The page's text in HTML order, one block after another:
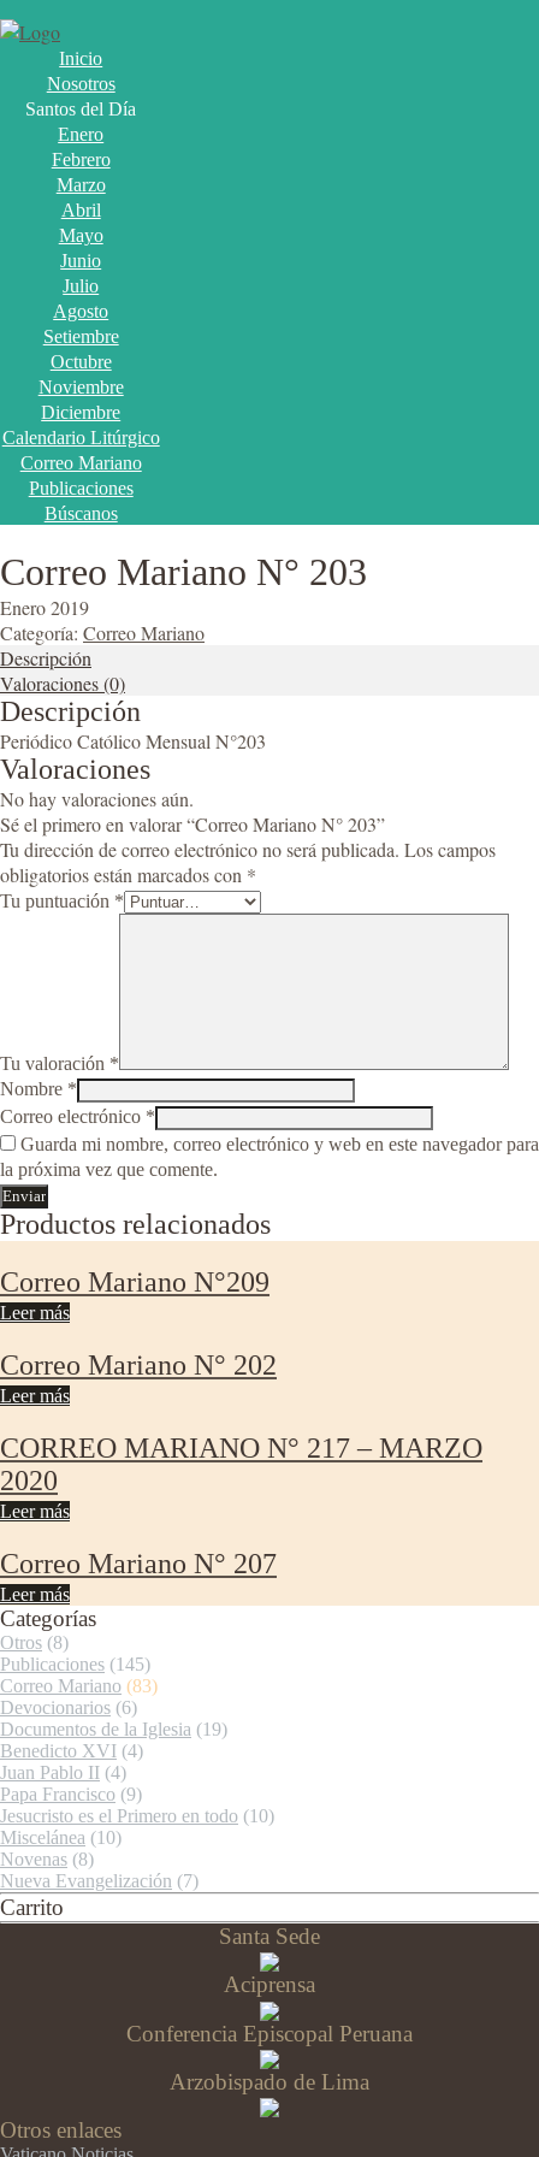
Inicio
Nosotros
Santos del Día
Enero
Febrero
Marzo
Abril
Mayo
Junio
Julio
Agosto
Setiembre
Octubre
Noviembre
Diciembre
Calendario Litúrgico
Correo Mariano
Publicaciones
Búscanos
Correo Mariano N° 203
Enero 2019
Categoría: Correo Mariano
Descripción
Valoraciones (0)
Descripción
Periódico Católico Mensual N°203
Valoraciones
No hay valoraciones aún.
Sé el primero en valorar “Correo Mariano N° 203”
Tu dirección de correo electrónico no será publicada. Los campos
obligatorios están marcados con *
Tu puntuación *
Tu valoración *
Nombre *
Correo electrónico *
Guarda mi nombre, correo electrónico y web en este navegador para
la próxima vez que comente.
Productos relacionados
Correo Mariano N°209
Leer más
Correo Mariano N° 202
Leer más
CORREO MARIANO N° 217 – MARZO
2020
Leer más
Correo Mariano N° 207
Leer más
Categorías
Otros (8)
Publicaciones (145)
Correo Mariano (83)
Devocionarios (6)
Documentos de la Iglesia (19)
Benedicto XVI (4)
Juan Pablo II (4)
Papa Francisco (9)
Jesucristo es el Primero en todo (10)
Miscelánea (10)
Novenas (8)
Nueva Evangelización (7)
Carrito
Santa Sede
Aciprensa
Conferencia Episcopal Peruana
Arzobispado de Lima
Otros enlaces